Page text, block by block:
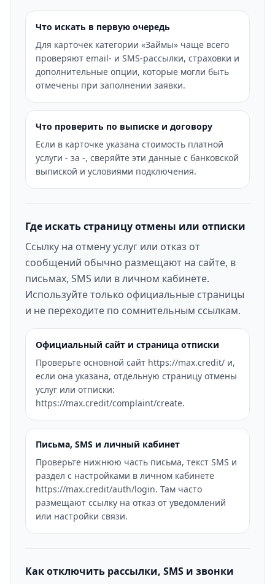
Что искать в первую очередь
Для карточек категории «Займы» чаще всего
проверяют email- и SMS-рассылки, страховки и
дополнительные опции, которые могли быть
отмечены при заполнении заявки.
Что проверить по выписке и договору
Если в карточке указана стоимость платной
услуги - за -, сверяйте эти данные с банковской
выпиской и условиями подключения.
Где искать страницу отмены или отписки
Ссылку на отмену услуг или отказ от
сообщений обычно размещают на сайте, в
письмах, SMS или в личном кабинете.
Используйте только официальные страницы
и не переходите по сомнительным ссылкам.
Официальный сайт и страница отписки
Проверьте основной сайт https://max.credit/ и,
если она указана, отдельную страницу отмены
услуг или отписки:
https://max.credit/complaint/create.
Письма, SMS и личный кабинет
Проверьте нижнюю часть письма, текст SMS и
раздел с настройками в личном кабинете
https://max.credit/auth/login. Там часто
размещают ссылку на отказ от уведомлений
или настройки связи.
Как отключить рассылки, SMS и звонки